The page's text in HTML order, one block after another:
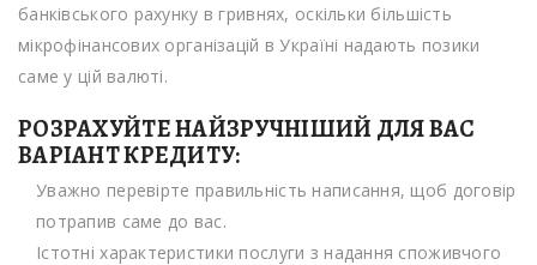
банківського рахунку в гривнях, оскільки більшість
мікрофінансових організацій в Україні надають позики
саме у цій валюті.
РОЗРАХУЙТЕ НАЙЗРУЧНІШИЙ ДЛЯ ВАС
ВАРІАНТ КРЕДИТУ:
Уважно перевірте правильність написання, щоб договір
потрапив саме до вас.
Істотні характеристики послуги з надання споживчого